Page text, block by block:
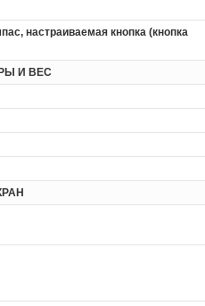
настраиваемая кнопка (кнопка
И ВЕС